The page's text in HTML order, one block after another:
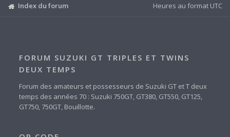
Index du forum Heures au format UTC
FORUM SUZUKI GT TRIPLES ET TWINS
DEUX TEMPS
Forum des amateurs et possesseurs de Suzuki GT et T deux
temps des années 70 : Suzuki 750GT, GT380, GT550, GT125,
GT750, 750GT, Bouillotte.